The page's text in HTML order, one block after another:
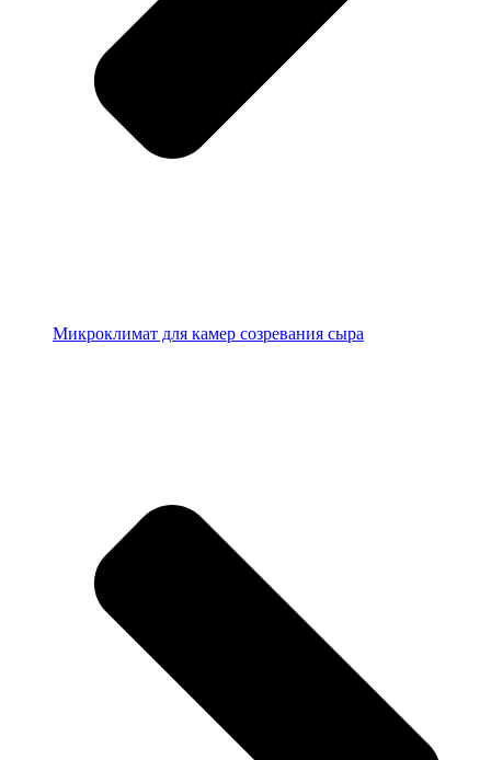
Микроклимат для камер созревания сыра